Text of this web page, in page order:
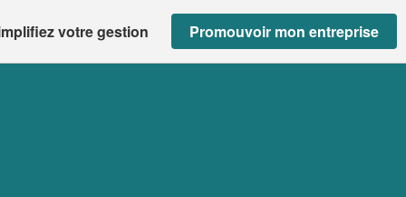
votre gestion Promouvoir mon entreprise